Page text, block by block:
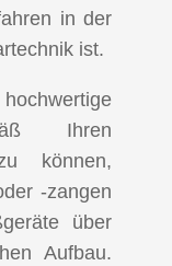
in der
ist.
Ihren
können,
-zangen
über
Aufbau.